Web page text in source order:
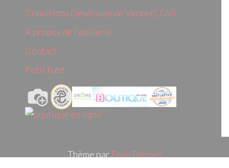
Conditions Générales de Vente (CGV)
A propos de l’épicerie
Contact
Petit Futé
Thème par EnvoThemes